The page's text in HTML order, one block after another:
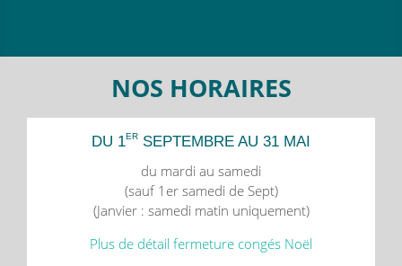
NOS HORAIRES
DU 1ER SEPTEMBRE AU 31 MAI
du mardi au samedi
(sauf 1er samedi de Sept)
(Janvier : samedi matin uniquement)
Plus de détail fermeture congés Noël